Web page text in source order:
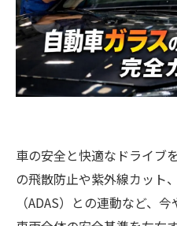
車の安全と快適なドライブ
の飛散防止や紫外線カット
（ADAS）との連動など、